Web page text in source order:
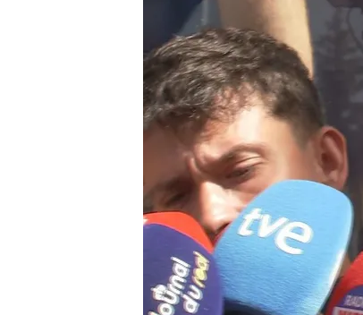
Florentino Pérez
Compartir
Enrique Riquelme
Real Madrid. Y
candidatura
, el
Lo hizo durante la
Estadio Bernabéu.
TEMAS Fútbol LaLiga